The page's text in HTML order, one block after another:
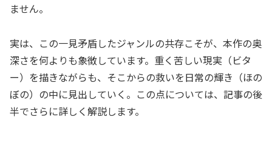
ません。
実は、この一見矛盾したジャンルの共存こそが、本作の奥
深さを何よりも象徴しています。重く苦しい現実（ビタ
ー）を描きながらも、そこからの救いを日常の輝き（ほの
ぼの）の中に見出していく。この点については、記事の後
半でさらに詳しく解説します。